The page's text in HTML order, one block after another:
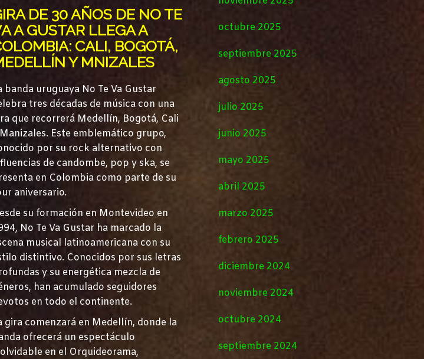
DE 30 AÑOS DE NO TE
A GUSTAR LLEGA A
CALI, BOGOTÁ,
Y MNIZALES
banda uruguaya No Te Va Gustar
tres décadas de música con una
que recorrerá Medellín, Bogotá, Cali
Este emblemático grupo,
por su rock alternativo con
de candombe, pop y ska, se
en Colombia como parte de su
aniversario.
su formación en Montevideo en
No Te Va Gustar ha marcado la
musical latinoamericana con su
distintivo. Conocidos por sus letras
y su energética mezcla de
han acumulado seguidores
en todo el continente.
gira comenzará en Medellín, donde la
ofrecerá un espectáculo
en el Orquideorama,
octubre 2025
septiembre 2025
agosto 2025
julio 2025
junio 2025
mayo 2025
abril 2025
marzo 2025
febrero 2025
diciembre 2024
noviembre 2024
octubre 2024
septiembre 2024